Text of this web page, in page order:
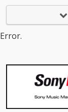
上再生され
まの自分"こ
分"が交錯
開していく
セサイザー
サックス、
Error.